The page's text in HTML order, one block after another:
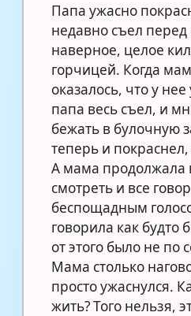
Папа ужасно
недавно съел
наверное, целое
горчицей. Когда
оказалось, что у
папа весь съел, и
бежать в булочную
теперь и
А мама продолжала
смотреть и все
беспощадным
говорила как будто
от этого было не по
Мама столько
просто ужаснулся.
жить? Того нельзя,